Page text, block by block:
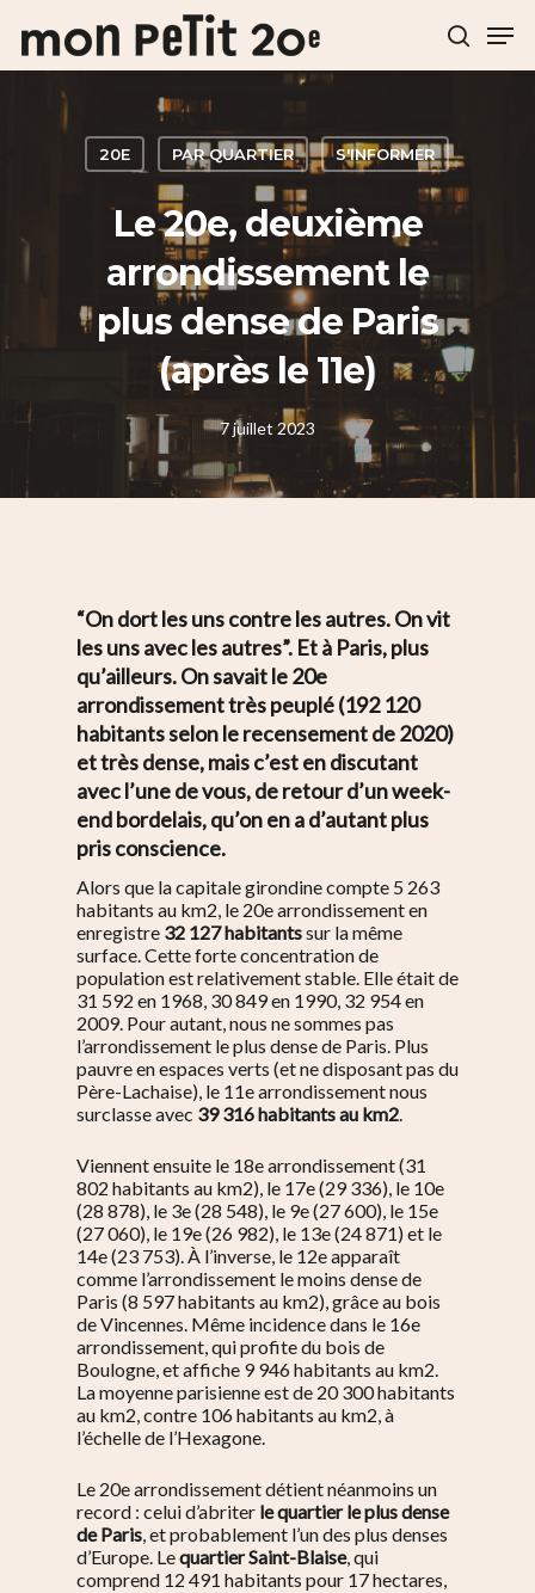
Hit enter to search or ESC to close
20E PAR QUARTIER S'INFORMER
Le 20e, deuxième
arrondissement le
plus dense de Paris
(après le 11e)
7 juillet 2023
“On dort les uns contre les autres. On vit
les uns avec les autres”. Et à Paris, plus
qu’ailleurs. On savait le 20e
arrondissement très peuplé (192 120
habitants selon le recensement de 2020)
et très dense, mais c’est en discutant
avec l’une de vous, de retour d’un week-
end bordelais, qu’on en a d’autant plus
pris conscience.
Alors que la capitale girondine compte 5 263
habitants au km2, le 20e arrondissement en
enregistre 32 127 habitantssur la même
surface.Cette forte concentration de
population est relativement stable. Elle était de
31 592 en 1968, 30 849 en 1990, 32 954 en
2009. Pour autant, nous ne sommes pas
l’arrondissement le plus dense de Paris. Plus
pauvre en espaces verts (et ne disposant pas du
Père-Lachaise), le 11e arrondissement nous
surclasse avec 39 316 habitants au km2.
Viennent ensuite le 18e arrondissement (31
802 habitants au km2), le 17e (29 336), le 10e
(28 878), le 3e (28 548), le 9e (27 600), le 15e
(27 060), le 19e (26 982), le 13e (24 871) et le
14e (23 753).À l’inverse, le 12e apparaît
comme l’arrondissement le moins dense de
Paris (8 597 habitants au km2), grâce au bois
de Vincennes. Même incidence dans le 16e
arrondissement, qui profite du bois de
Boulogne, et affiche 9 946 habitants au km2.
La moyenne parisienne est de 20 300 habitants
au km2, contre 106 habitants au km2, à
l’échelle de l’Hexagone.
Le 20e arrondissement détient néanmoins un
record : celui d’abriter le quartier le plus dense
de Paris, et probablement l’un des plus denses
d’Europe. Lequartier Saint-Blaise, qui
comprend 12 491 habitants pour 17 hectares,